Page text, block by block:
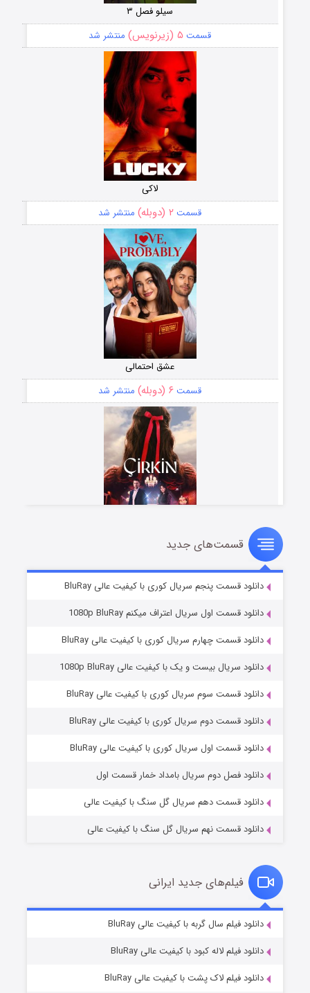
سیلو فصل ۳
قسمت ۵ (زیرنویس) منتشر شد
لاکی
قسمت ۲ (دوبله) منتشر شد
عشق احتمالی
قسمت ۶ (دوبله) منتشر شد
سریال زشت
قسمت۵ (زیرنویس) منتشر شد
وستی ها
قسمت۱ (زیرنویس) منتشر شد
قسمت۶ (زیرنویس) منتشر شد
قسمت‌های جدید
دانلود قسمت پنجم سریال کوری با کیفیت عالی BluRay
دانلود قسمت اول سریال اعتراف میکنم 1080p BluRay
دانلود قسمت چهارم سریال کوری با کیفیت عالی BluRay
دانلود سریال بیست و یک با کیفیت عالی 1080p BluRay
دانلود قسمت سوم سریال کوری با کیفیت عالی BluRay
دانلود قسمت دوم سریال کوری با کیفیت عالی BluRay
دانلود قسمت اول سریال کوری با کیفیت عالی BluRay
دانلود فصل دوم سریال بامداد خمار قسمت اول
دانلود قسمت دهم سریال گل سنگ با کیفیت عالی
دانلود قسمت نهم سریال گل سنگ با کیفیت عالی
فیلم‌های جدید ایرانی
دانلود فیلم سال گربه با کیفیت عالی BluRay
دانلود فیلم لاله کبود با کیفیت عالی BluRay
دانلود فیلم لاک پشت با کیفیت عالی BluRay